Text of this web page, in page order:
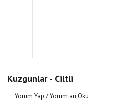
Kuzgunlar - Ciltli
Yorum Yap / Yorumları Oku